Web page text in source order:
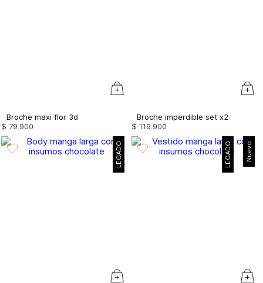
Broche maxi flor 3d
$ 79 900
Broche imperdible set x2
$ 119 900
LEGADO Nuevo
LEGADO